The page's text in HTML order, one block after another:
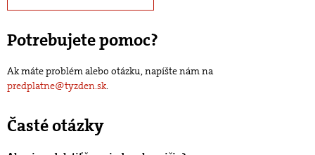
Potrebujete pomoc?
Ak máte problém alebo otázku, napíšte nám na
predplatne@tyzden.sk.
Časté otázky